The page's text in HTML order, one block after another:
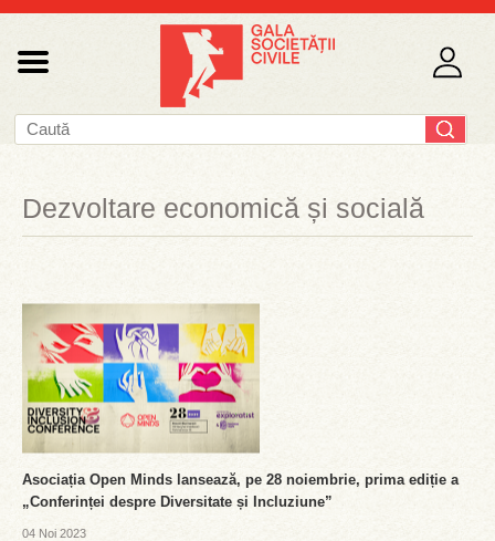
Dezvoltare economică și socială
Asociația Open Minds lansează, pe 28 noiembrie, prima ediție a
„Conferinței despre Diversitate și Incluziune”
04 Noi 2023